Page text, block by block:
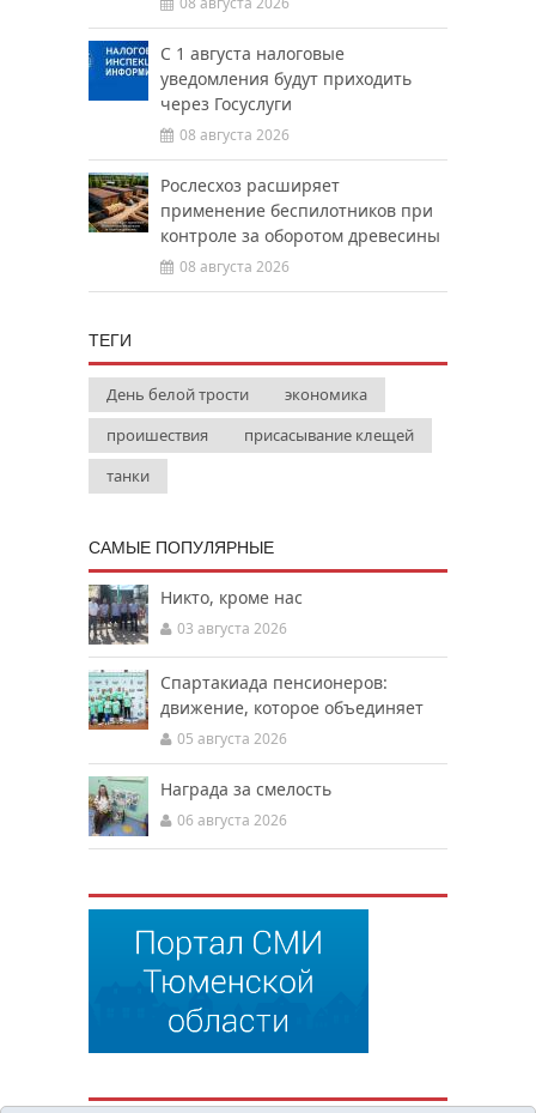
С 1 августа налоговые
уведомления будут приходить
через Госуслуги
08 августа 2026
Рослесхоз расширяет
применение беспилотников при
контроле за оборотом древесины
08 августа 2026
ТЕГИ
День белой трости
экономика
проишествия
присасывание клещей
танки
САМЫЕ ПОПУЛЯРНЫЕ
Никто, кроме нас
03 августа 2026
Спартакиада пенсионеров:
движение, которое объединяет
05 августа 2026
Награда за смелость
06 августа 2026